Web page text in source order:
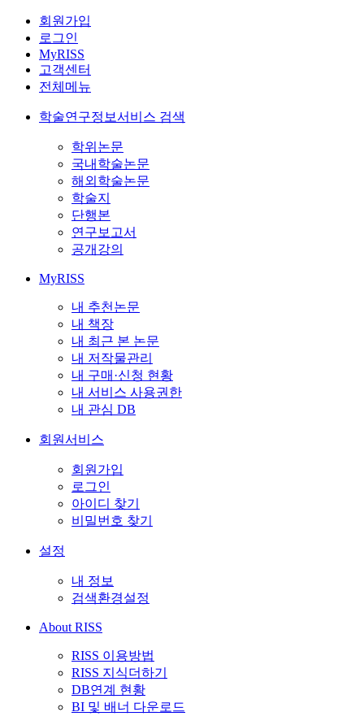
회원가입
로그인
MyRISS
고객센터
전체메뉴
학술연구정보서비스 검색
학위논문
국내학술논문
해외학술논문
학술지
단행본
연구보고서
공개강의
MyRISS
내 추천논문
내 책장
내 최근 본 논문
내 저작물관리
내 구매·신청 현황
내 서비스 사용권한
내 관심 DB
회원서비스
회원가입
로그인
아이디 찾기
비밀번호 찾기
설정
내 정보
검색환경설정
About RISS
RISS 이용방법
RISS 지식더하기
DB연계 현황
BI 및 배너 다운로드